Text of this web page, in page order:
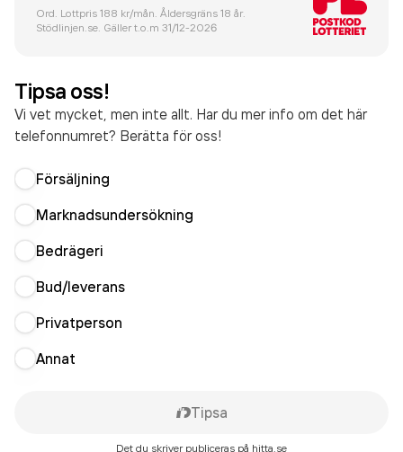
Ord. Lottpris 188 kr/mån. Åldersgräns 18 år.
Stödlinjen.se. Gäller t.o.m 31/12-2026
Tipsa oss!
Vi vet mycket, men inte allt. Har du mer info om det här
telefonnumret? Berätta för oss!
Försäljning
Marknadsundersökning
Bedrägeri
Bud/leverans
Privatperson
Annat
Tipsa
Det du skriver publiceras på hitta.se